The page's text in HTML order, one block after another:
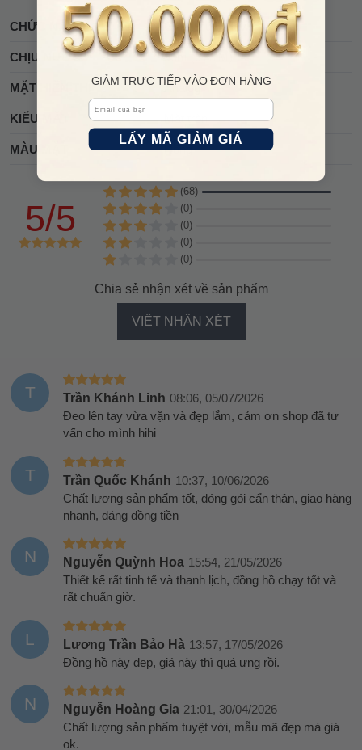
CHỨC NĂNG Giờ, Phút, Giây
CHỊU NƯỚC 50m (5 ATM)
MẶT HIỂN THỊ Analog
KIỂU MẶT Mặt tròn
MÀU MẶT Hồng
5/5
(68)
(0)
(0)
(0)
(0)
Chia sẻ nhận xét về sản phẩm
VIẾT NHẬN XÉT
T Trần Khánh Linh 08:06, 05/07/2026
Đeo lên tay vừa vặn và đẹp lắm, cảm ơn shop đã tư
vấn cho mình hihi
T Trần Quốc Khánh 10:37, 10/06/2026
Chất lượng sản phẩm tốt, đóng gói cẩn thận, giao hàng
nhanh, đáng đồng tiền
N Nguyễn Quỳnh Hoa 15:54, 21/05/2026
Thiết kế rất tinh tế và thanh lịch, đồng hồ chạy tốt và
rất chuẩn giờ.
L Lương Trần Bảo Hà 13:57, 17/05/2026
Đồng hồ này đẹp, giá này thì quá ưng rồi.
N Nguyễn Hoàng Gia 21:01, 30/04/2026
Chất lượng sản phẩm tuyệt vời, mẫu mã đẹp mà giá
ok.
GIẢM TRỰC TIẾP VÀO ĐƠN HÀNG
Email
LẤY MÃ GIẢM GIÁ